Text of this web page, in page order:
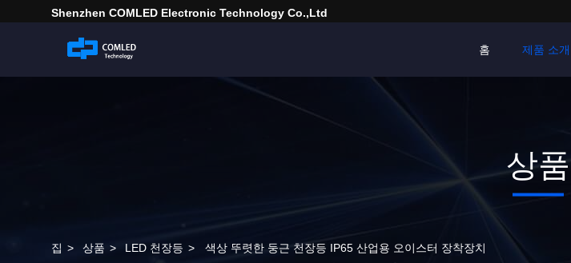
Shenzhen COMLED Electronic Technology Co.,ltd
홈 제품 소개
상품
집 > 상품 > LED 천장등 > 색상 뚜렷한 둥근 천장등 IP65 산업용 오이스터 장착장치